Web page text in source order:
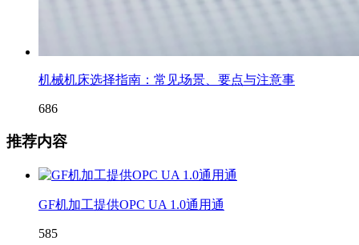
机械机床选择指南：常见场景、要点与注意事
686
推荐内容
GF机加工提供OPC UA 1.0通用通
585